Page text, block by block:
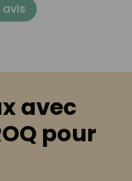
avis
avec
pour